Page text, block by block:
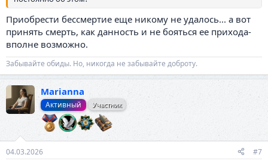
Приобрести бессмертие еще никому не удалось... а вот
принять смерть, как данность и не бояться ее прихода-
вполне возможно.
Забывайте обиды. Но, никогда не забывайте доброту.
Marianna
Активный Участник
04.03.2026 #7